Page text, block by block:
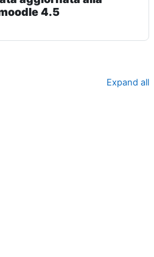
4.5
Expand all